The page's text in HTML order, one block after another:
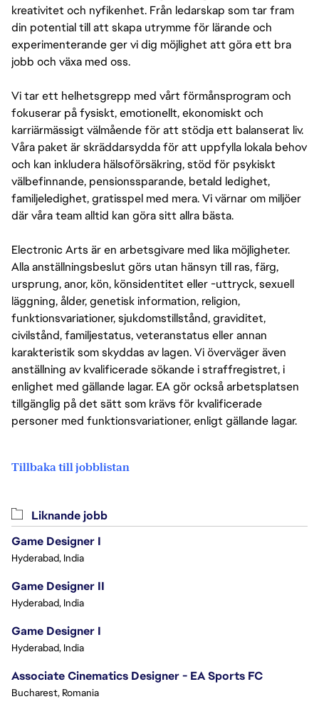
kreativitet och nyfikenhet. Från ledarskap som tar fram
din potential till att skapa utrymme för lärande och
experimenterande ger vi dig möjlighet att göra ett bra
jobb och växa med oss.
Vi tar ett helhetsgrepp med vårt förmånsprogram och
fokuserar på fysiskt, emotionellt, ekonomiskt och
karriärmässigt välmående för att stödja ett balanserat liv.
Våra paket är skräddarsydda för att uppfylla lokala behov
och kan inkludera hälsoförsäkring, stöd för psykiskt
välbefinnande, pensionssparande, betald ledighet,
familjeledighet, gratisspel med mera. Vi värnar om miljöer
där våra team alltid kan göra sitt allra bästa.
Electronic Arts är en arbetsgivare med lika möjligheter.
Alla anställningsbeslut görs utan hänsyn till ras, färg,
ursprung, anor, kön, könsidentitet eller -uttryck, sexuell
läggning, ålder, genetisk information, religion,
funktionsvariationer, sjukdomstillstånd, graviditet,
civilstånd, familjestatus, veteranstatus eller annan
karakteristik som skyddas av lagen. Vi överväger även
anställning av kvalificerade sökande i straffregistret, i
enlighet med gällande lagar. EA gör också arbetsplatsen
tillgänglig på det sätt som krävs för kvalificerade
personer med funktionsvariationer, enligt gällande lagar.
Tillbaka till jobblistan
Liknande jobb
Game Designer I
Hyderabad, India
Game Designer II
Hyderabad, India
Game Designer I
Hyderabad, India
Associate Cinematics Designer - EA Sports FC
Bucharest, Romania